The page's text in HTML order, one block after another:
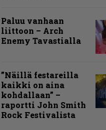
Paluu vanhaan
liittoon – Arch
Enemy Tavastialla
”Näillä festareilla
kaikki on aina
kohdallaan” –
raportti John Smith
Rock Festivalista